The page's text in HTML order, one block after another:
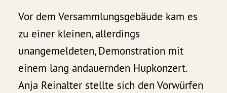
Vor dem Versammlungsgebäude kam es
zu einer kleinen, allerdings
unangemeldeten, Demonstration mit
einem lang andauernden Hupkonzert.
Anja Reinalter stellte sich den Vorwürfen